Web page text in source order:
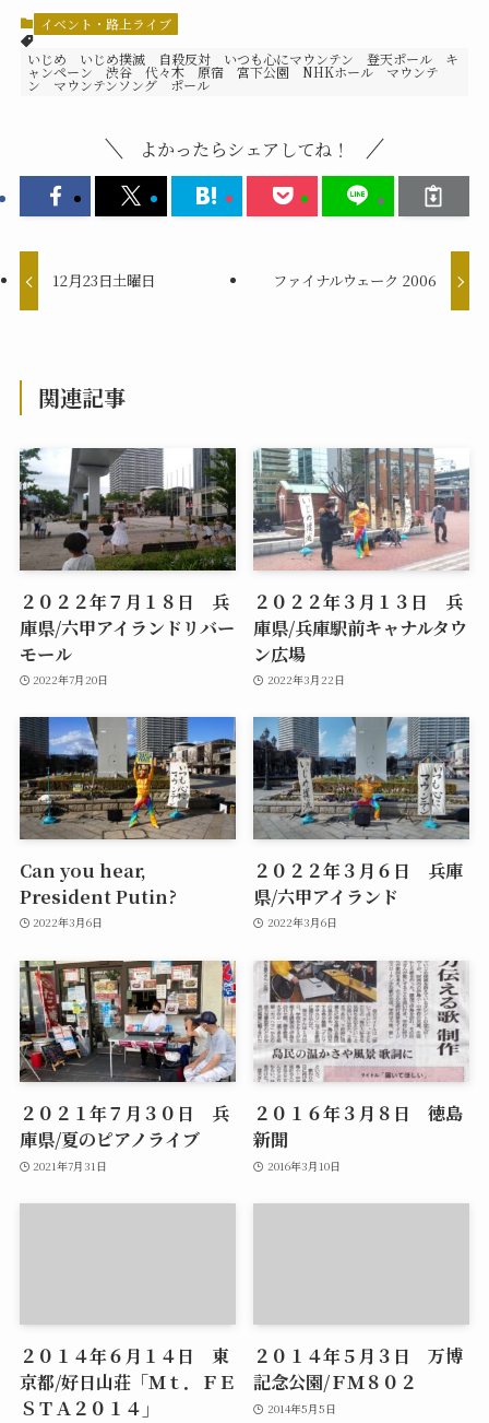
イベント・路上ライブ
いじめ いじめ撲滅 自殺反対 いつも心にマウンテン 登天ポール キ
ャンペーン 渋谷 代々木 原宿 宮下公園 NHKホール マウンテ
ン マウンテンソング ポール
よかったらシェアしてね！
12月23日土曜日 ファイナルウェーク 2006
関連記事
２０２２年７月１８日 兵
庫県/六甲アイランドリバー
モール
2022年7月20日
２０２２年３月１３日 兵
庫県/兵庫駅前キャナルタウ
ン広場
2022年3月22日
Can you hear,
President Putin?
2022年3月6日
２０２２年３月６日 兵庫
県/六甲アイランド
2022年3月6日
２０２１年７月３０日 兵
庫県/夏のピアノライブ
2021年7月31日
２０１６年３月８日 徳島
新聞
2016年3月10日
２０１４年６月１４日 東
京都/好日山荘「Ｍｔ．ＦＥ
ＳＴＡ２０１４」
２０１４年５月３日 万博
記念公園/ＦＭ８０２
2014年5月5日